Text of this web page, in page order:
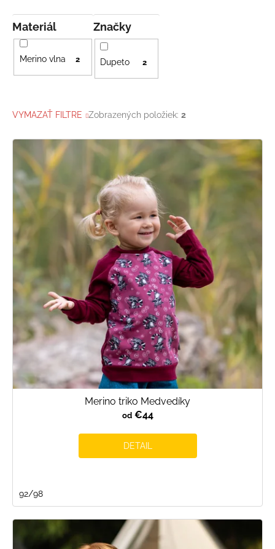
Značky
Dupeto 2
Materiál
Merino vlna 2
VYMAZAŤ FILTRE Zobrazených položiek: 2
V
p
i
s
p
r
o
d
u
k
t
o
Merino triko Medvedíky
od€44
DETAIL
92/98